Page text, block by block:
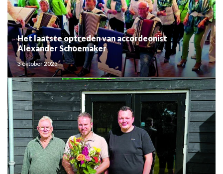
Het laatste optreden van accordeonist
Alexander Schoemaker
3 oktober 2025